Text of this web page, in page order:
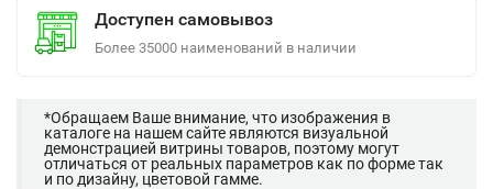
Доступен самовывоз
Более 35000 наименований в наличии
*Обращаем Ваше внимание, что изображения в
каталоге на нашем сайте являются визуальной
демонстрацией витрины товаров, поэтому могут
отличаться от реальных параметров как по форме так
и по дизайну, цветовой гамме.